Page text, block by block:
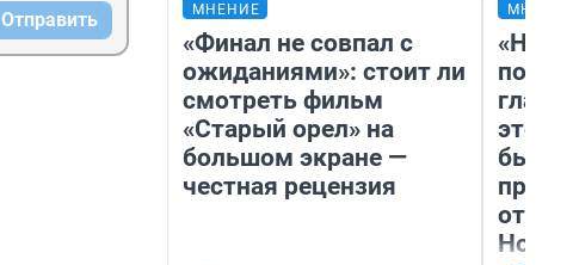
Отправить МНЕНИЕ
«Финал не совпал с
ожиданиями»: стоит ли
смотреть фильм
«Старый орел» на
большом экране —
честная рецензия
этого
бьет